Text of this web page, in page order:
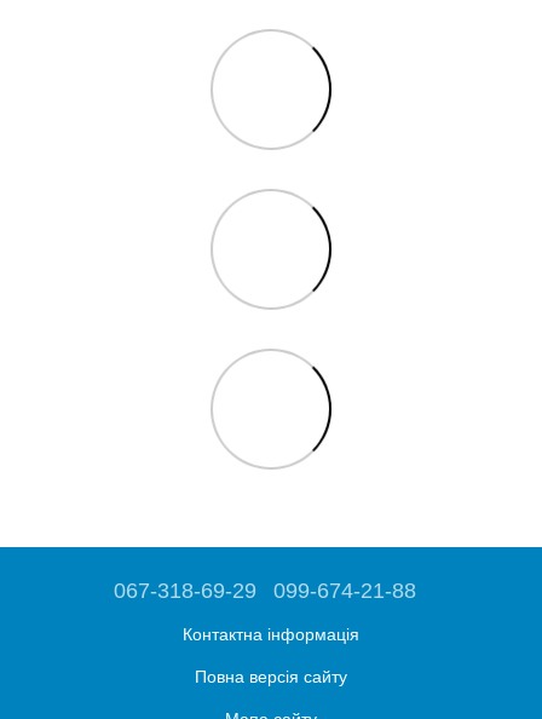
067-318-69-29 099-674-21-88
Контактна інформація
Повна версія сайту